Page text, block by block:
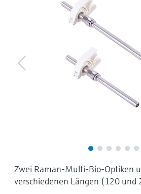
Produktspezifische Informationen und
Ersatzteilsuche
Ersatzteile anhand von Produktwurzel,
Bestellcode oder Seriennummer finden
Füllstandsmessung
Füllstandsmessung Druck
Alle ansehen
Analysatoren für Härte, Eisen,
Aluminium & Chromat
Mikrowellentransmission
Zwei Raman-Multi-Bio-Optiken
verschiedenen Längen (120 und